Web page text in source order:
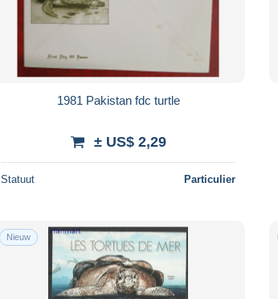
1981 Pakistan fdc turtle
± US$ 2,29
Statuut Particulier
Nieuw